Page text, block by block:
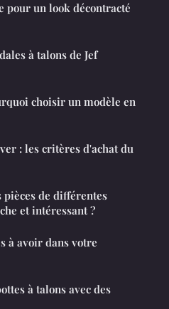
pour un look décontracté
à talons de Jef
choisir un modèle en
: les critères d'achat du
de différentes
et intéressant ?
à avoir dans votre
à talons avec des